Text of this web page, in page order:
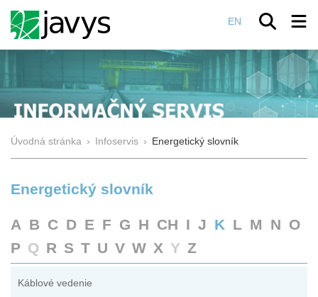
EN
Úvodná stránka › Infoservis › Energetický slovník
Energetický slovník
A B C D E F G H CH I J K L M N O
P Q R S T U V W X Y Z
Káblové vedenie